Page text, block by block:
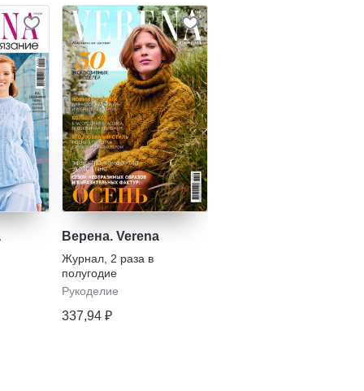
Верена. Verena
Журнал 2 раза в
полугодие
Рукоделие
337,94 ₽